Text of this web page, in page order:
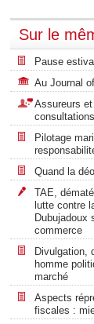
Sur le
Pause
Au Journal
Assureurs
Pilotage
Quand la
TAE,
lutte contre
Dubujadoux
commerce
Divulgation,
homme
marché
Aspects
fiscales :